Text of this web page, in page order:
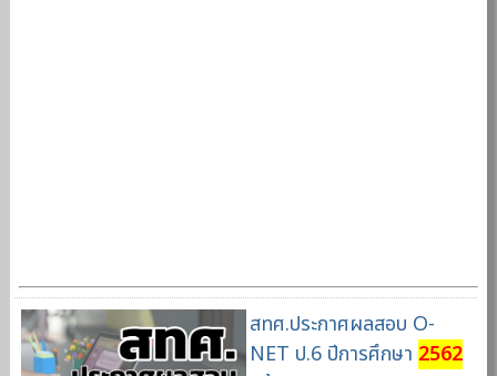
สทศ.ประกาศผลสอบ O-
NET ป.6 ปีการศึกษา 2562